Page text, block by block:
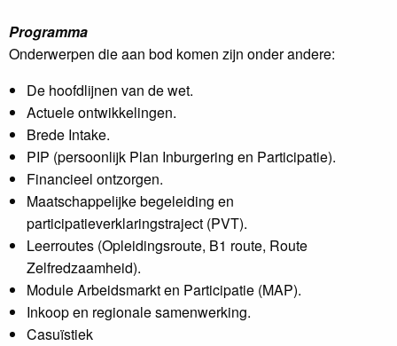
Programma
Onderwerpen die aan bod komen zijn onder andere:
De hoofdlijnen van de wet.
Actuele ontwikkelingen.
Brede Intake.
PIP (persoonlijk Plan Inburgering en Participatie).
Financieel ontzorgen.
Maatschappelijke begeleiding en
participatieverklaringstraject (PVT).
Leerroutes (Opleidingsroute, B1 route, Route
Zelfredzaamheid).
Module Arbeidsmarkt en Participatie (MAP).
Inkoop en regionale samenwerking.
Casuïstiek